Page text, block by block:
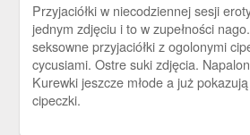
Przyjaciółki w niecodziennej sesji
jednym zdjęciu i to w zupełności
seksowne przyjaciółki z ogolonymi
cycusiami. Ostre suki zdjęcia.
Kurewki jeszcze młode a już
cipeczki.